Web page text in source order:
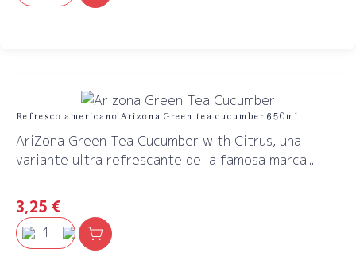
Refresco americano Arizona Green tea cucumber 650ml
AriZona Green Tea Cucumber with Citrus, una
variante ultra refrescante de la famosa marca...
3,25 €